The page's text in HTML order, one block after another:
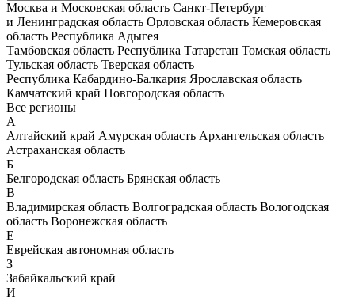
Москва и Московская область Санкт-Петербург
и Ленинградская область Орловская область Кемеровская
область Республика Адыгея
Тамбовская область Республика Татарстан Томская область
Тульская область Тверская область
Республика Кабардино-Балкария Ярославская область
Камчатский край Новгородская область
Все регионы
А
Алтайский край Амурская область Архангельская область
Астраханская область
Б
Белгородская область Брянская область
В
Владимирская область Волгоградская область Вологодская
область Воронежская область
Е
Еврейская автономная область
З
Забайкальский край
И